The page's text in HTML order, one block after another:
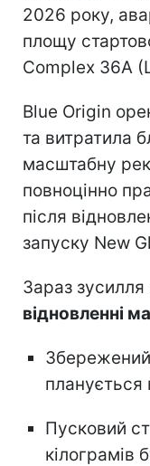
2026 року,
площу
Complex 36A
Blue Origin
та витратила
масштабну
повноцінно
після
запуску New
Зараз зусилля
відновленні
планується
Пусковий
кілограмів